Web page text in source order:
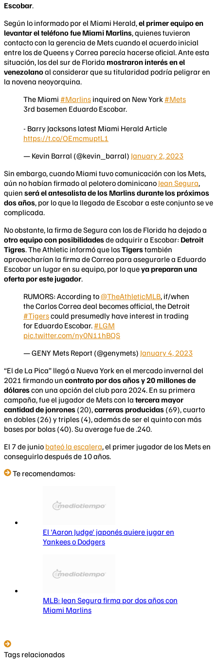
Escobar.
Según lo informado por el Miami Herald,el primer equipo en
levantar el teléfono fue Miami Marlins, quienes tuvieron
contacto con la gerencia de Mets cuando el acuerdo inicial
entre los de Queens y Correa parecía hacerse oficial. Ante esta
situación, los del sur de Florida mostraron interés en el
venezolanoal considerar que su titularidad podría peligrar en
la novena neoyorquina.
The Miami #Marlins inquired on New York #Mets
3rd basemen Eduardo Escobar.
- Barry Jacksons latest Miami Herald Article
https://t.co/OEmcmuptL1
— Kevin Barral (@kevin_barral) January 2, 2023
Sin embargo, cuando Miami tuvo comunicación con los Mets,
aún no habían firmado al pelotero dominicano Jean Segura,
quien será el antesalista de los Marlins durante los próximos
dos años, por lo que la llegada de Escobar a este conjunto se ve
complicada.
No obstante, la firma de Segura con los de Florida ha dejado a
otro equipo con posibilidadesde adquirir a Escobar: Detroit
Tigres. The Athletic informó que losTigerstambién
aprovecharían la firma de Correa para asegurarle a Eduardo
Escobar un lugar en su equipo, por lo queya preparan una
oferta por este jugador.
RUMORS: According to@TheAthleticMLB, if/when
the Carlos Correa deal becomes official, the Detroit
#Tigerscould presumedly have interest in trading
for Eduardo Escobar. #LGM
pic.twitter.com/ny0N11hBQS
— GENY Mets Report (@genymets) January 4, 2023
“El de La Pica” llegó a Nueva York en el mercado invernal del
2021 firmando un contrato por dos años y 20 millones de
dólarescon una opción del club para 2024. En su primera
campaña, fue el jugador de Mets con la tercera mayor
cantidad de jonrones (20),carreras producidas (69), cuarto
en dobles (26) y triples (4), además de ser el quinto con más
bases por bolas (40). Su average fue de .240.
El 7 de junio bateó la escalera, el primer jugador de los Mets en
conseguirlo después de 10 años.
Te recomendamos:
El 'Aaron Judge' japonés quiere jugar en
Yankees o Dodgers
MLB: Jean Segura firma por dos años con
Miami Marlins
Tags relacionados